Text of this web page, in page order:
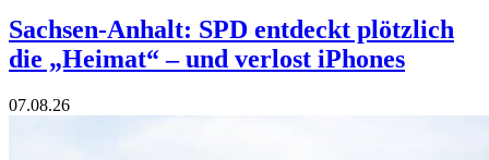
Sachsen-Anhalt: SPD entdeckt plötzlich
die „Heimat“ – und verlost iPhones
07.08.26